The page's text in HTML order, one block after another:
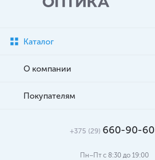
Каталог
О компании
Покупателям
+375 (29) 660-90-60
Пн–Пт с 8:30 до 19:00